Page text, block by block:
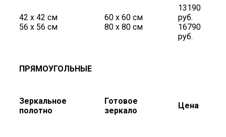
42 х 42 см
56 х 56 см
60 х 60 см
80 х 80 см
13190
руб.
16790
руб.
ПРЯМОУГОЛЬНЫЕ
Зеркальное
полотно
Готовое
зеркало
Цена